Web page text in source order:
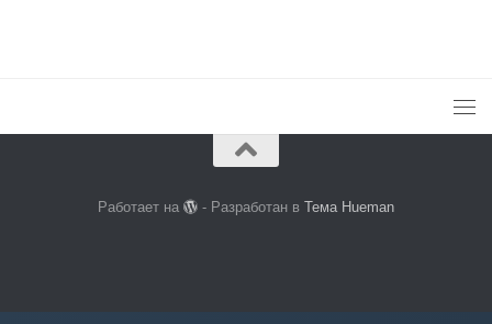
Работает на - Разработан вТема Hueman